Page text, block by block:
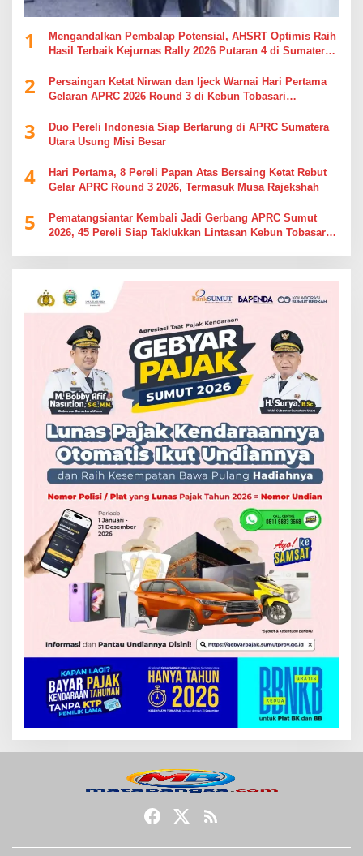
1
Mengandalkan Pembalap Potensial, AHSRT Optimis Raih
Hasil Terbaik Kejurnas Rally 2026 Putaran 4 di Sumatera
2
Persaingan Ketat Nirwan dan Ijeck Warnai Hari Pertama
Gelaran APRC 2026 Round 3 di Kebun Tobasari
3
Duo Pereli Indonesia Siap Bertarung di APRC Sumatera
Utara Usung Misi Besar
4
Hari Pertama, 8 Pereli Papan Atas Bersaing Ketat Rebut
Gelar APRC Round 3 2026, Termasuk Musa Rajekshah
5
Pematangsiantar Kembali Jadi Gerbang APRC Sumut
2026, 45 Pereli Siap Taklukkan Lintasan Kebun Tobasari